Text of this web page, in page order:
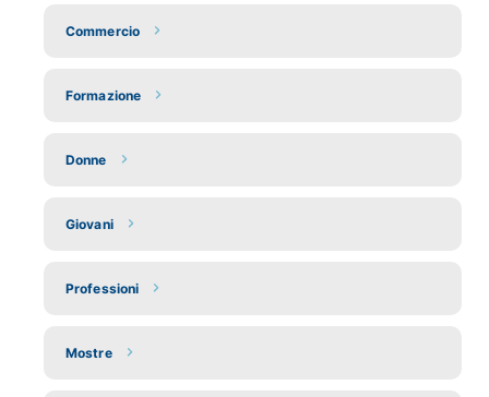
Commercio
Formazione
Donne
Giovani
Professioni
Mostre